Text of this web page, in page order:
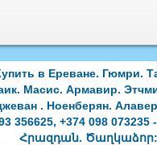
в Ереване. Гюмри.
Масис. Армавир.
. Ноенберян.
356625, +374 098
Հրազդան. Ծաղկաձոր: